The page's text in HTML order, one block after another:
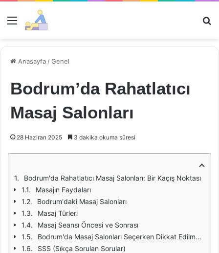
Menü
Anasayfa /Genel
Bodrum’da Rahatlatıcı
Masaj Salonları
28 Haziran 2025 3 dakika okuma süresi
Bodrum'da Rahatlatıcı Masaj Salonları: Bir Kaçış Noktası
Masajın Faydaları
Bodrum'daki Masaj Salonları
Masaj Türleri
Masaj Seansı Öncesi ve Sonrası
Bodrum'da Masaj Salonları Seçerken Dikkat Edilmesi Gerekenler
SSS (Sıkça Sorulan Sorular)